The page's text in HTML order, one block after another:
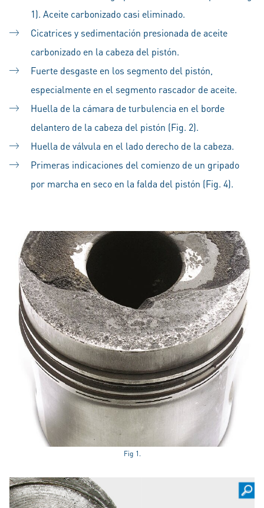
1). Aceite carbonizado casi eliminado.
Cicatrices y sedimentación presionada de aceite
carbonizado en la cabeza del pistón.
Fuerte desgaste en los segmento del pistón,
especialmente en el segmento rascador de aceite.
Huella de la cámara de turbulencia en el borde
delantero de la cabeza del pistón (Fig. 2).
Huella de válvula en el lado derecho de la cabeza.
Primeras indicaciones del comienzo de un gripado
por marcha en seco en la falda del pistón (Fig. 4).
Fig 1.